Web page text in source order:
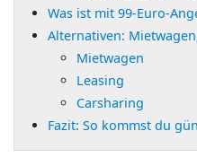
Was ist mit 99-Euro-
Alternativen:
Mietwagen
Leasing
Carsharing
Fazit: So kommst du